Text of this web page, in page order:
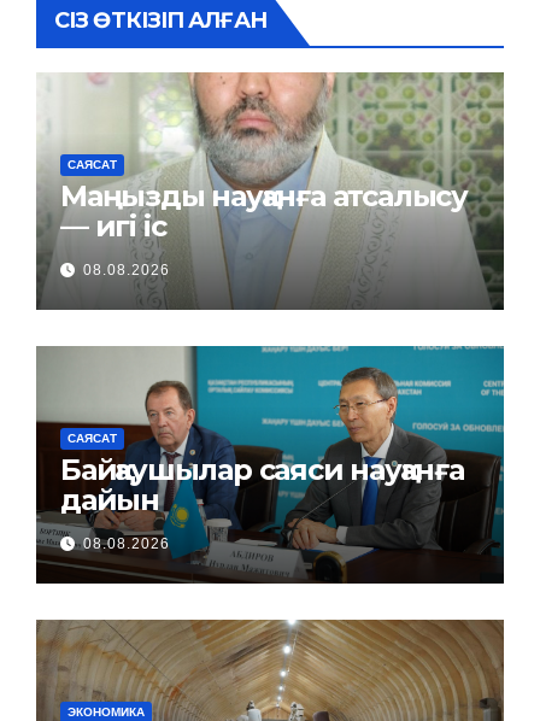
СІЗ ӨТКІЗІП АЛҒАН
САЯСАТ
Маңызды науқанға атсалысу
— игі іс
08.08.2026
САЯСАТ
Байқаушылар саяси науқанға
дайын
08.08.2026
ЭКОНОМИКА